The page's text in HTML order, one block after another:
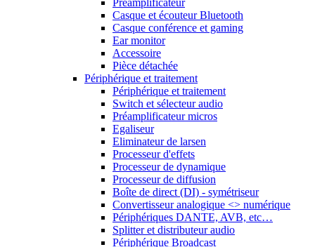
Préamplificateur
Casque et écouteur Bluetooth
Casque conférence et gaming
Ear monitor
Accessoire
Pièce détachée
Périphérique et traitement
Périphérique et traitement
Switch et sélecteur audio
Préamplificateur micros
Egaliseur
Eliminateur de larsen
Processeur d'effets
Processeur de dynamique
Processeur de diffusion
Boîte de direct (DI) - symétriseur
Convertisseur analogique <> numérique
Périphériques DANTE, AVB, etc…
Splitter et distributeur audio
Périphérique Broadcast